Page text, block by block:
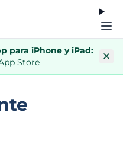
para iPhone y iPad:
Store